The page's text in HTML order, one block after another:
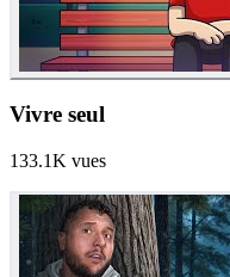
Vivre seul
133.1K vues